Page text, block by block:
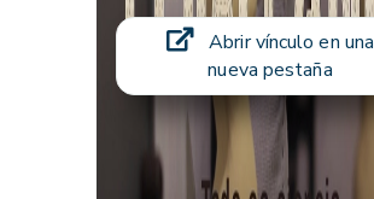
Abrir vínculo en una
nueva pestaña